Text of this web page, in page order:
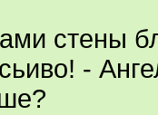
стены
-